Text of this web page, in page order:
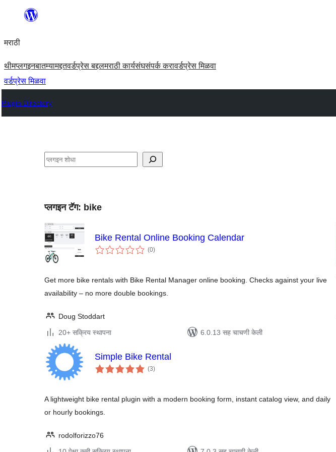
सामुग्रीवर
मराठी
थीमप्लगइनबातम्यामद्दतवर्डप्रेस बद्दलमराठी कार्यसंघसंपर्क करावर्डप्रेस मिळवा
वर्डप्रेस मिळवा
Plugin Directory
शोधा
प्लगइन टॅग: bike
Bike Rental Online Booking Calendar
(0एकूण
मूल्यांकन
)
Get more bike rentals with Bike Rental Manager online booking. Checks against your live
availability – no more double bookings.
Doug Stoddart
20+ सक्रिय स्थापना
6.0.13 सह चाचणी केली
Simple Bike Rental
(3एकूण
मूल्यांकन
)
A lightweight bike rental plugin with a modern booking form, instant catalog view, and daily
or hourly bookings.
rodolforizzo76